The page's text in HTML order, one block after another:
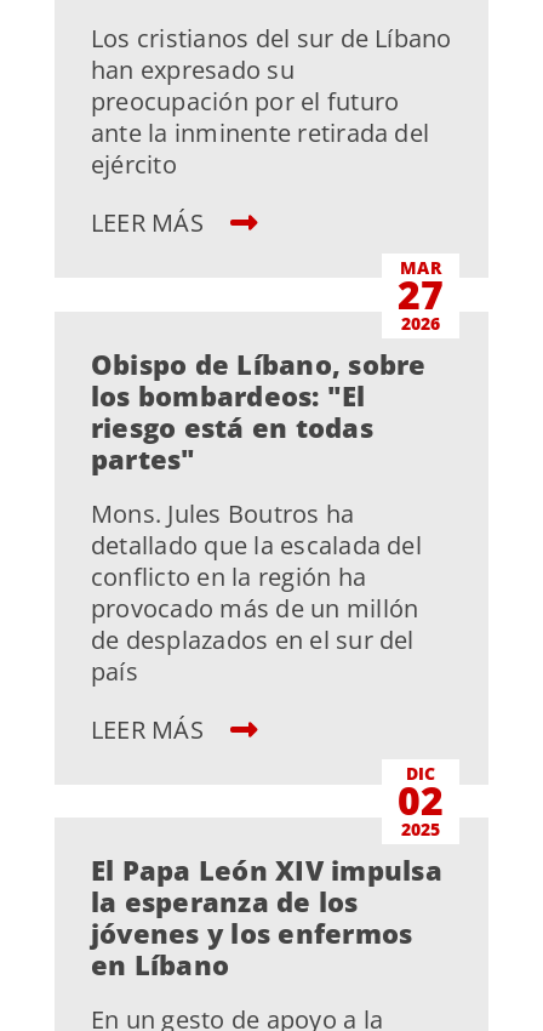
Los cristianos del sur de Líbano
han expresado su
preocupación por el futuro
ante la inminente retirada del
ejército
LEER MÁS
MAR
27
2026
Obispo de Líbano, sobre
los bombardeos: "El
riesgo está en todas
partes"
Mons. Jules Boutros ha
detallado que la escalada del
conflicto en la región ha
provocado más de un millón
de desplazados en el sur del
país
LEER MÁS
DIC
02
2025
El Papa León XIV impulsa
la esperanza de los
jóvenes y los enfermos
en Líbano
En un gesto de apoyo a la